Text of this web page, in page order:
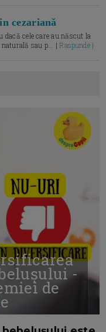
cezariană
cele care au născut la
naturală sau p... |Raspunde |
-
de